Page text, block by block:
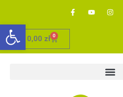
Otwórz pasek
0,00 zł 0